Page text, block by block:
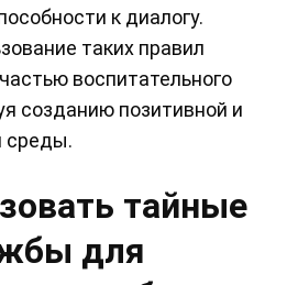
к диалогу.
таких правил
воспитательного
созданию позитивной и
среды.
тайные
для